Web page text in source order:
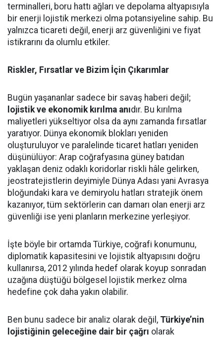
terminalleri, boru hattı ağları ve depolama altyapısıyla
bir enerji lojistik merkezi olma potansiyeline sahip. Bu
yalnızca ticareti değil, enerji arz güvenliğini ve fiyat
istikrarını da olumlu etkiler.
Riskler, Fırsatlar ve Bizim İçin Çıkarımlar
Bugün yaşananlar sadece bir savaş haberi değil;
lojistik ve ekonomik kırılma anıdır. Bu kırılma
maliyetleri yükseltiyor olsa da aynı zamanda fırsatlar
yaratıyor. Dünya ekonomik blokları yeniden
oluşturuluyor ve paralelinde ticaret hatları yeniden
düşünülüyor: Arap coğrafyasına güney batıdan
yaklaşan deniz odaklı koridorlar riskli hâle gelirken,
jeostratejistlerin deyimiyle Dünya Adası yani Avrasya
bloğundaki kara ve demiryolu hatları stratejik önem
kazanıyor, tüm sektörlerin can damarı olan enerji arz
güvenliği ise yeni planların merkezine yerleşiyor.
İşte böyle bir ortamda Türkiye, coğrafi konumunu,
diplomatik kapasitesini ve lojistik altyapısını doğru
kullanırsa, 2012 yılında hedef olarak koyup sonradan
uzağına düştüğü bölgesel lojistik merkez olma
hedefine çok daha yakın olabilir.
Ben bunu sadece bir analiz olarak değil, Türkiye’nin
lojistiğinin geleceğine dair bir çağrı olarak